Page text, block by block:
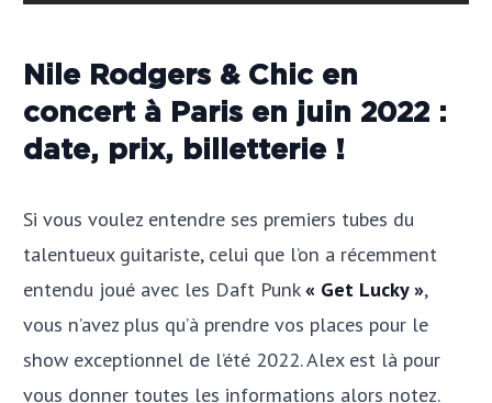
Nile Rodgers & Chic en
concert à Paris en juin 2022 :
date, prix, billetterie !
Si vous voulez entendre ses premiers tubes du
talentueux guitariste, celui que l’on a récemment
entendu joué avec les Daft Punk« Get Lucky »,
vous n’avez plus qu’à prendre vos places pour le
show exceptionnel de l’été 2022. Alex est là pour
vous donner toutes les informations alors notez.